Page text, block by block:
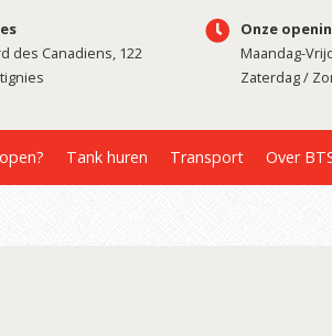
des Canadiens, 122
Onze
Maandag-
Zaterdag /
Tank huren Transport Over